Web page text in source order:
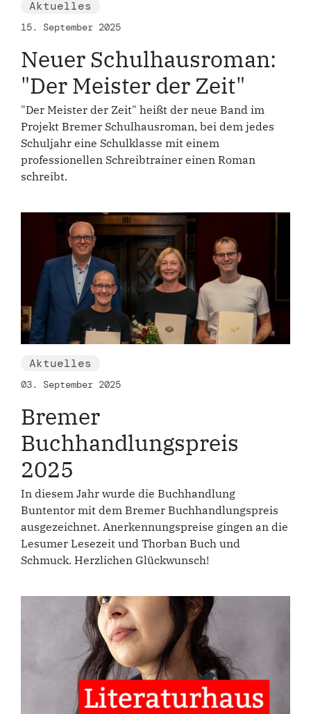
Aktuelles
15. September 2025
Neuer Schulhausroman:
"Der Meister der Zeit"
"Der Meister der Zeit" heißt der neue Band im
Projekt Bremer Schulhausroman, bei dem jedes
Schuljahr eine Schulklasse mit einem
professionellen Schreibtrainer einen Roman
schreibt.
Aktuelles
03. September 2025
Bremer
Buchhandlungspreis
2025
In diesem Jahr wurde die Buchhandlung
Buntentor mit dem Bremer Buchhandlungspreis
ausgezeichnet. Anerkennungspreise gingen an die
Lesumer Lesezeit und Thorban Buch und
Schmuck. Herzlichen Glückwunsch!